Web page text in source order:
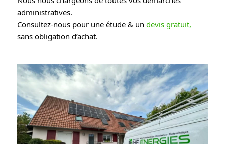
administratives.
Consultez-nous pour une étude & un devis gratuit,
sans obligation d’achat.